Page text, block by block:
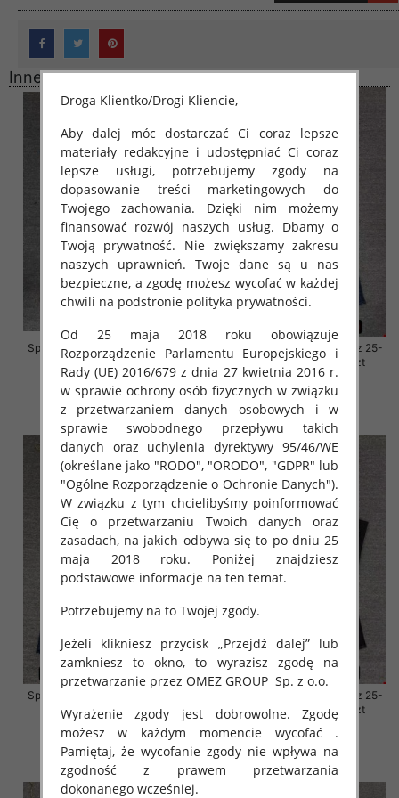
Inne produkty
Spodnie damskie jeansy Roz 29-
36, 1 Kolor Paczka 10 szt
57.00 zł
szczegóły
Spodnie damskie jeansy Roz 25-
30, 1 Kolor Paczka 10 szt
61.00 zł
szczegóły
Spodnie damskie jeansy Roz 25-
30, 1 Kolor Paczka 10 szt
61.00 zł
szczegóły
Spodnie damskie jeansy Roz 25-
30, 1 Kolor Paczka 10 szt
61.00 zł
szczegóły
Droga Klientko/Drogi Kliencie,
Aby dalej móc dostarczać Ci coraz lepsze
materiały redakcyjne i udostępniać Ci coraz
lepsze usługi, potrzebujemy zgody na
dopasowanie treści marketingowych do
Twojego zachowania. Dzięki nim możemy
finansować rozwój naszych usług. Dbamy o
Twoją prywatność. Nie zwiększamy zakresu
naszych uprawnień. Twoje dane są u nas
bezpieczne, a zgodę możesz wycofać w każdej
chwili na podstronie polityka prywatności.
Od 25 maja 2018 roku obowiązuje
Rozporządzenie Parlamentu Europejskiego i
Rady (UE) 2016/679 z dnia 27 kwietnia 2016 r.
w sprawie ochrony osób fizycznych w związku
z przetwarzaniem danych osobowych i w
sprawie swobodnego przepływu takich
danych oraz uchylenia dyrektywy 95/46/WE
(określane jako "RODO", "ORODO", "GDPR" lub
"Ogólne Rozporządzenie o Ochronie Danych").
W związku z tym chcielibyśmy poinformować
Cię o przetwarzaniu Twoich danych oraz
zasadach, na jakich odbywa się to po dniu 25
maja 2018 roku. Poniżej znajdziesz
podstawowe informacje na ten temat.
Potrzebujemy na to Twojej zgody.
Jeżeli klikniesz przycisk „Przejdź dalej” lub
zamkniesz to okno, to wyrazisz zgodę na
przetwarzanie przez OMEZ GROUP Sp. z o.o.
Wyrażenie zgody jest dobrowolne. Zgodę
możesz w każdym momencie wycofać .
Pamiętaj, że wycofanie zgody nie wpływa na
zgodność z prawem przetwarzania
dokonanego wcześniej.